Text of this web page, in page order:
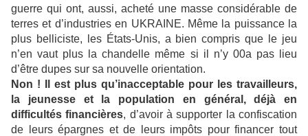
guerre qui ont, aussi, acheté une masse considérable de
terres et d’industries en UKRAINE. Même la puissance la
plus belliciste, les États-Unis, a bien compris que le jeu
n’en vaut plus la chandelle même si il n’y 00a pas lieu
d’être dupes sur sa nouvelle orientation.
Non ! Il est plus qu’inacceptable pour les travailleurs,
la jeunesse et la population en général, déjà en
difficultés financières, d’avoir à supporter la confiscation
de leurs épargnes et de leurs impôts pour financer tout